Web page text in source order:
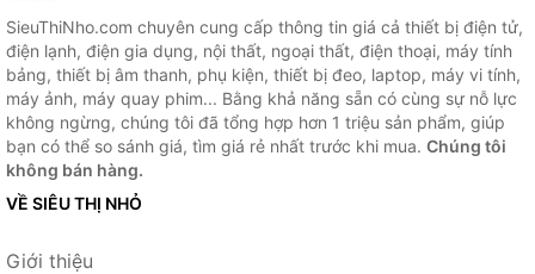
SieuThiNho.com chuyên cung cấp thông tin giá cả thiết bị điện tử,
điện lạnh, điện gia dụng, nội thất, ngoại thất, điện thoại, máy tính
bảng, thiết bị âm thanh, phụ kiện, thiết bị đeo, laptop, máy vi tính,
máy ảnh, máy quay phim... Bằng khả năng sẵn có cùng sự nỗ lực
không ngừng, chúng tôi đã tổng hợp hơn 1 triệu sản phẩm, giúp
bạn có thể so sánh giá, tìm giá rẻ nhất trước khi mua. Chúng tôi
không bán hàng.
VỀ SIÊU THỊ NHỎ
Giới thiệu